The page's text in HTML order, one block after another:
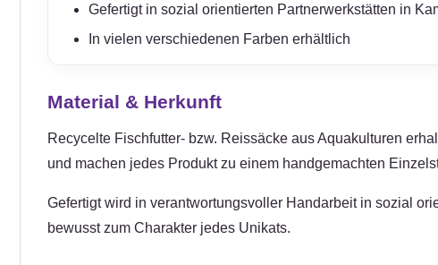
Gefertigt in sozial orientierten Partnerwerkstätten in
In vielen verschiedenen Farben erhältlich
Material & Herkunft
Recycelte Fischfutter- bzw. Reissäcke aus Aquakulturen
und machen jedes Produkt zu einem handgemachten
Gefertigt wird in verantwortungsvoller Handarbeit in sozial
bewusst zum Charakter jedes Unikats.